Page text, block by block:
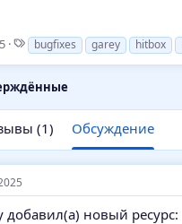
Т
е
и
bugfixes garey hitbox
(1) Обсуждение
добавил(а) новый ресурс: